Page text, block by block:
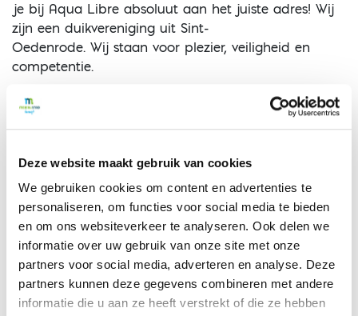
Deze website maakt gebruik van cookies
We gebruiken cookies om content en advertenties te
personaliseren, om functies voor social media te bieden
en om ons websiteverkeer te analyseren. Ook delen we
informatie over uw gebruik van onze site met onze
partners voor social media, adverteren en analyse. Deze
partners kunnen deze gegevens combineren met andere
informatie die u aan ze heeft verstrekt of die ze hebben
je bij Aqua Libre absoluut aan het juiste adres! Wij
zijn een duikvereniging uit Sint-
Oedenrode. Wij staan voor plezier, veiligheid en
competentie.
Bij Aqua Libre kan je worden opgeleid van NOB 1*-
Duiker (Open Water Diver) tot en
verdieping? We bieden ook specialisaties
nemen alle tijd om je goed op te
leiden.
Aqua Libre traint van oktober t/m april op
vrijdagavond in zwembad De Neul. Van
april t/m oktober duiken we op woensdagavond in
het buitenwater. We organiseren